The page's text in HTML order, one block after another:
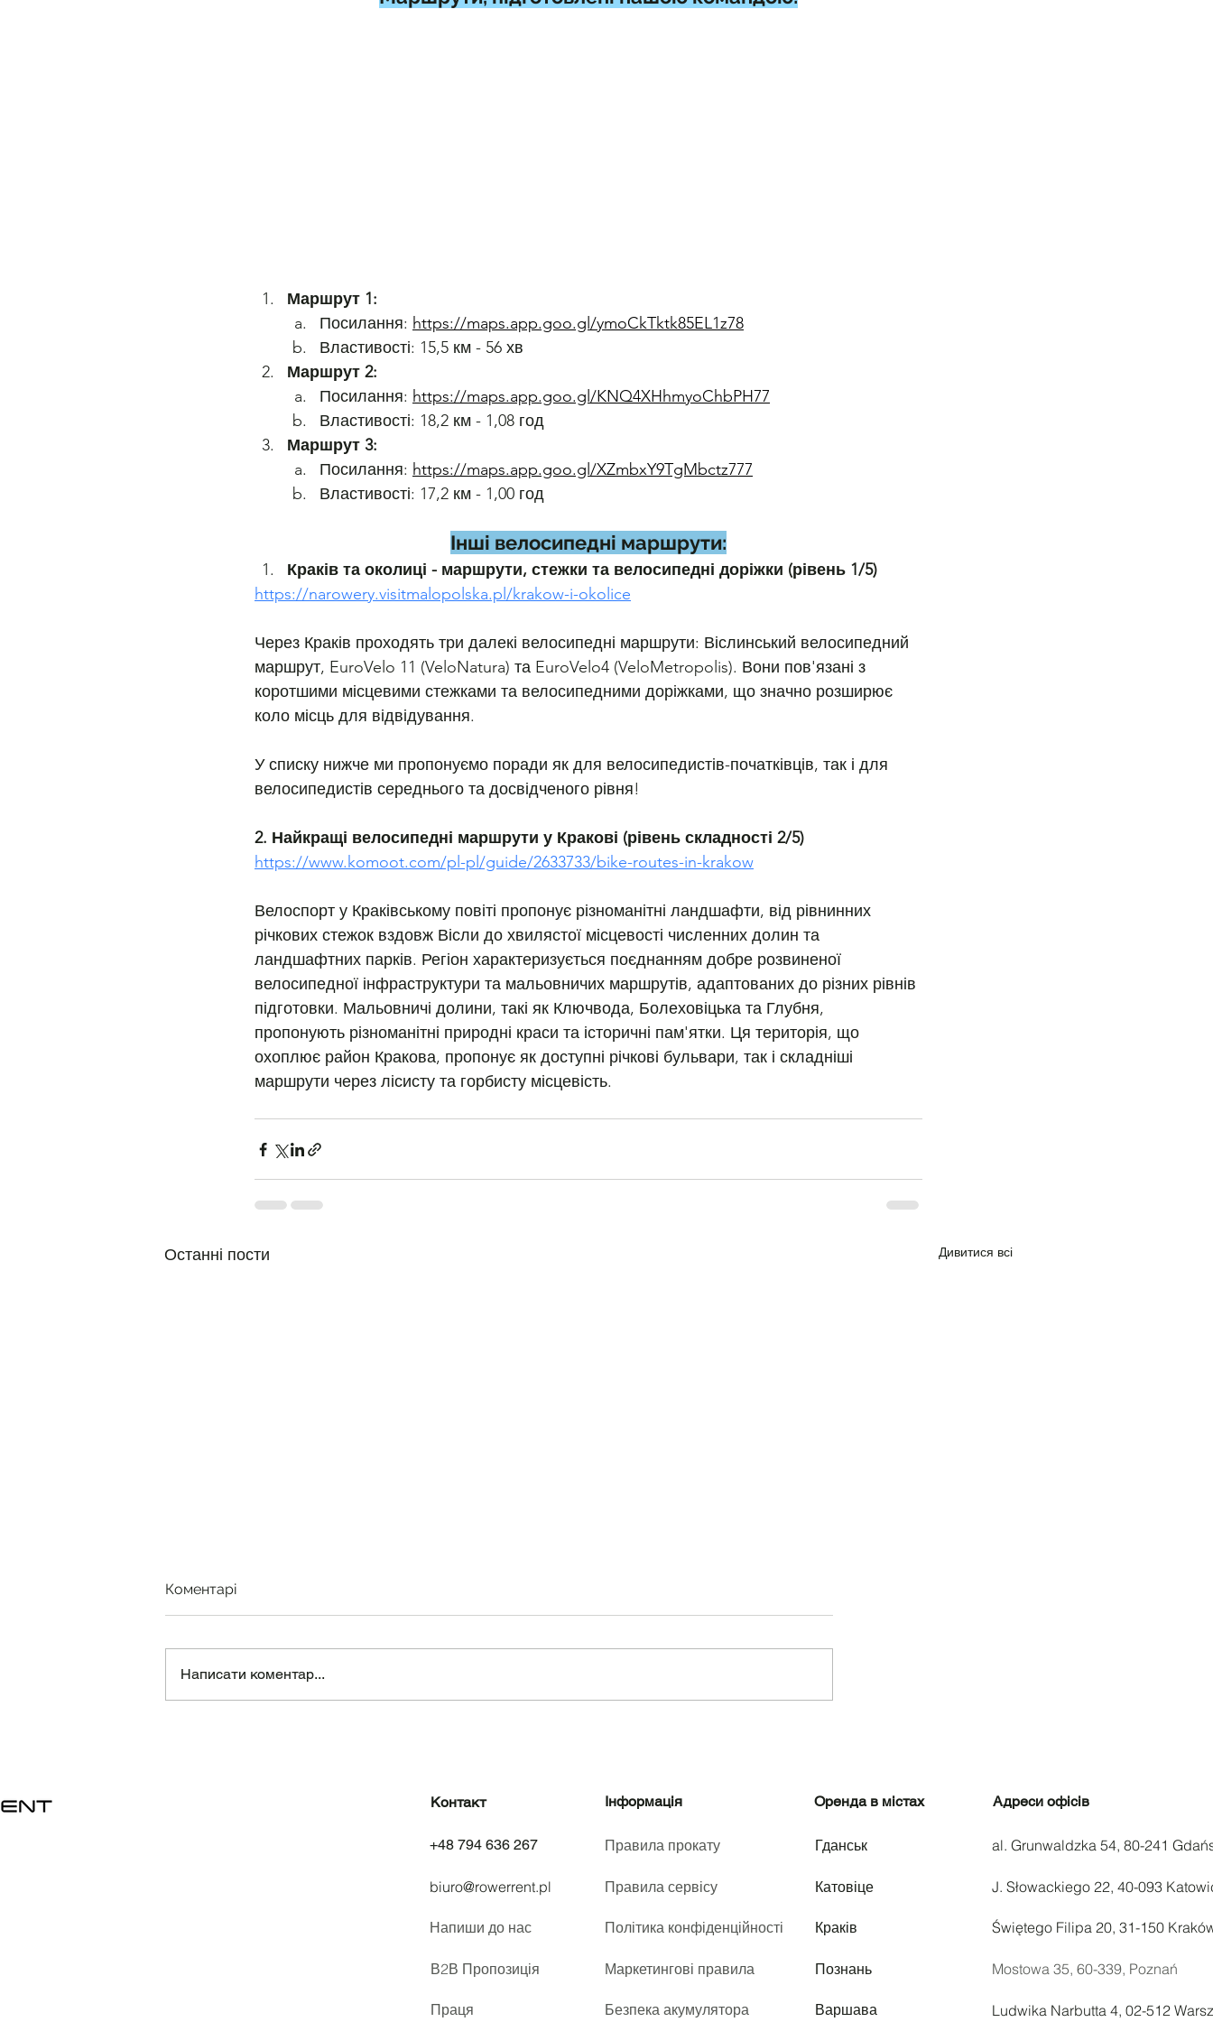
Маршрут 1:
Посилання: https://maps.app.goo.gl/ymoCkTktk85EL1z78
Властивості: 15,5 км - 56 хв
Маршрут 2:
Посилання: https://maps.app.goo.gl/KNQ4XHhmyoChbPH77
Властивості: 18,2 км - 1,08 год
Маршрут 3:
Посилання: https://maps.app.goo.gl/XZmbxY9TgMbctz777
Властивості: 17,2 км - 1,00 год
Інші велосипедні маршрути:
Краків та околиці - маршрути, стежки та велосипедні доріжки (рівень 1/5)
https://narowery.visitmalopolska.pl/krakow-i-okolice
Через Краків проходять три далекі велосипедні маршрути: Віслинський велосипедний
маршрут, EuroVelo 11 (VeloNatura) та EuroVelo4 (VeloMetropolis). Вони пов'язані з
коротшими місцевими стежками та велосипедними доріжками, що значно розширює
коло місць для відвідування.
У списку нижче ми пропонуємо поради як для велосипедистів-початківців, так і для
велосипедистів середнього та досвідченого рівня!
2. Найкращі велосипедні маршрути у Кракові (рівень складності 2/5)
https://www.komoot.com/pl-pl/guide/2633733/bike-routes-in-krakow
Велоспорт у Краківському повіті пропонує різноманітні ландшафти, від рівнинних
річкових стежок вздовж Вісли до хвилястої місцевості численних долин та
ландшафтних парків. Регіон характеризується поєднанням добре розвиненої
велосипедної інфраструктури та мальовничих маршрутів, адаптованих до різних рівнів
підготовки. Мальовничі долини, такі як Ключвода, Болеховіцька та Глубня,
пропонують різноманітні природні краси та історичні пам'ятки. Ця територія, що
охоплює район Кракова, пропонує як доступні річкові бульвари, так і складніші
маршрути через лісисту та горбисту місцевість.
Останні пости Дивитися всі
Коментарі
Написати коментар...
Контакт Інформація
+48 794 636 267 Правила прокату
Оренда в містах
Гданськ
Адреси офісів
al. Grunwaldzka 54, 80-241
biuro@rowerrent.pl
Напиши до нас
В2В Пропозиція
Праця
Правила сервісу
Політика конфіденційності
Маркетингові правила
Безпека акумулятора
Катовіце
Краків
Познань
Варшава
J. Słowackiego 22, 40-093
Świętego Filipa 20, 31-150
Mostowa 35, 60-339, Poznań
Ludwika Narbutta 4, 02-512